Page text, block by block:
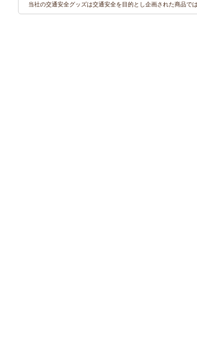
当社の交通安全グッズは交通安全を目的とし企画された商品で